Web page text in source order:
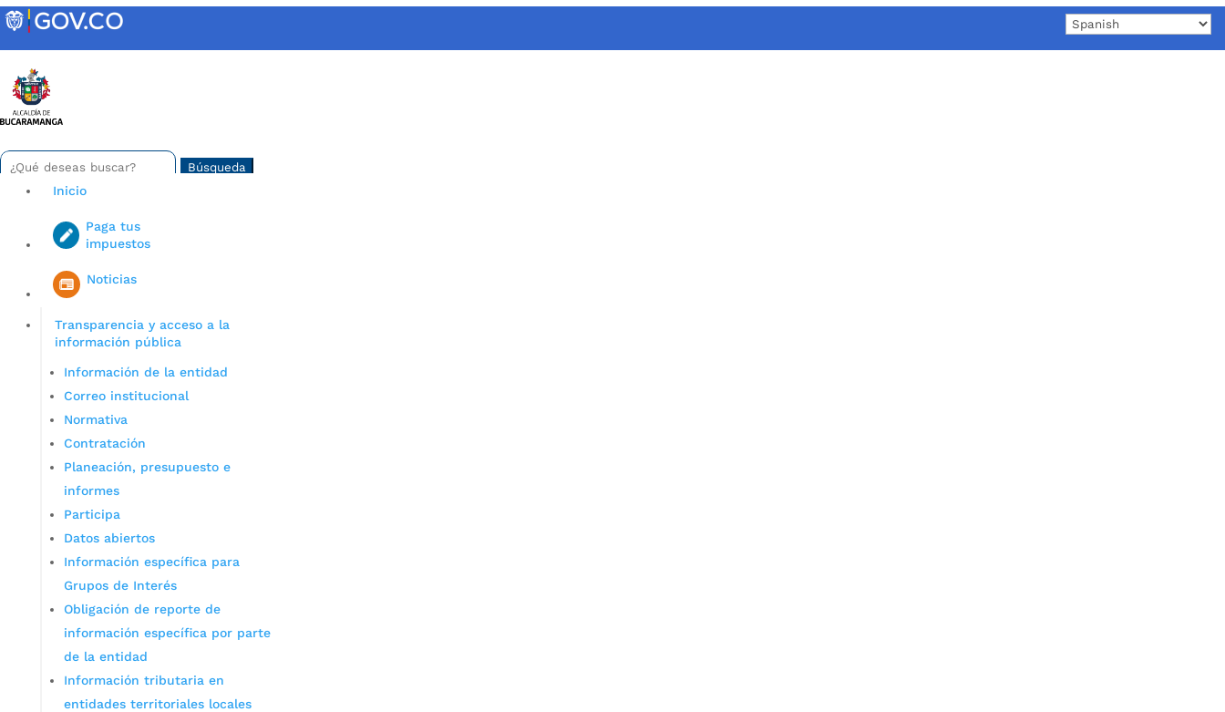
Skip
to
Buscar:
Search
for...
Iniciar sesión en gov co
Inicio
Paga tus
impuestos
Noticias
Transparencia y acceso a la
información pública
Información de la entidad
Correo institucional
Normativa
Contratación
Planeación, presupuesto e
informes
Participa
Datos abiertos
Información específica para
Grupos de Interés
Obligación de reporte de
información específica por parte
de la entidad
Información tributaria en
entidades territoriales locales